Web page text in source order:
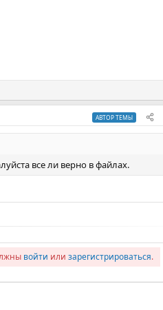
АВТОР ТЕМЫ
все ли верно в файлах.
войти или зарегистрироваться.